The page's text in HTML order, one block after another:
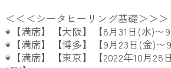
＜＜＜シータヒーリング基礎＞＞＞
◉【満席】【大阪】【8月31日(水)〜
◉【満席】【博多】【9月23日(金)〜
◉【満席】【東京】【2022年10月28